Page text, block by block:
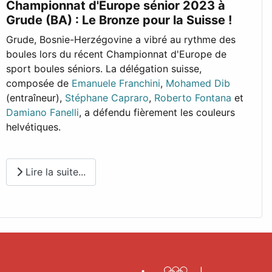
Championnat d'Europe sénior 2023 à
Grude (BA) : Le Bronze pour la Suisse !
Grude, Bosnie-Herzégovine a vibré au rythme des
boules lors du récent Championnat d'Europe de
sport boules séniors. La délégation suisse,
composée de Emanuele Franchini, Mohamed Dib
(entraîneur), Stéphane Capraro, Roberto Fontana et
Damiano Fanelli, a défendu fièrement les couleurs
helvétiques.
Lire la suite...